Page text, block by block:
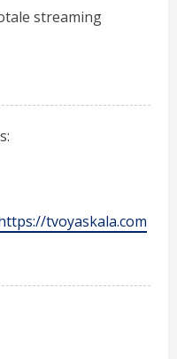
streaming
tvoyaskala.com